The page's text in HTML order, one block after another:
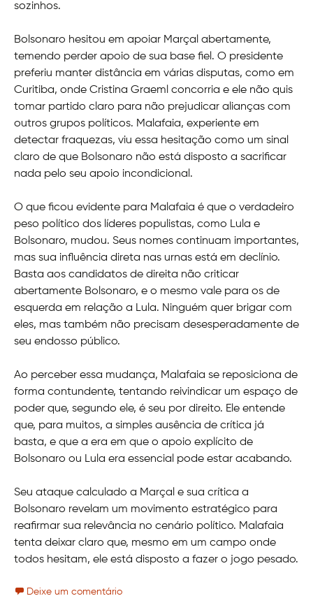
sozinhos.
Bolsonaro hesitou em apoiar Marçal abertamente,
temendo perder apoio de sua base fiel. O presidente
preferiu manter distância em várias disputas, como em
Curitiba, onde Cristina Graeml concorria e ele não quis
tomar partido claro para não prejudicar alianças com
outros grupos políticos. Malafaia, experiente em
detectar fraquezas, viu essa hesitação como um sinal
claro de que Bolsonaro não está disposto a sacrificar
nada pelo seu apoio incondicional.
O que ficou evidente para Malafaia é que o verdadeiro
peso político dos líderes populistas, como Lula e
Bolsonaro, mudou. Seus nomes continuam importantes,
mas sua influência direta nas urnas está em declínio.
Basta aos candidatos de direita não criticar
abertamente Bolsonaro, e o mesmo vale para os de
esquerda em relação a Lula. Ninguém quer brigar com
eles, mas também não precisam desesperadamente de
seu endosso público.
Ao perceber essa mudança, Malafaia se reposiciona de
forma contundente, tentando reivindicar um espaço de
poder que, segundo ele, é seu por direito. Ele entende
que, para muitos, a simples ausência de crítica já
basta, e que a era em que o apoio explícito de
Bolsonaro ou Lula era essencial pode estar acabando.
Seu ataque calculado a Marçal e sua crítica a
Bolsonaro revelam um movimento estratégico para
reafirmar sua relevância no cenário político. Malafaia
tenta deixar claro que, mesmo em um campo onde
todos hesitam, ele está disposto a fazer o jogo pesado.
Deixe um comentário